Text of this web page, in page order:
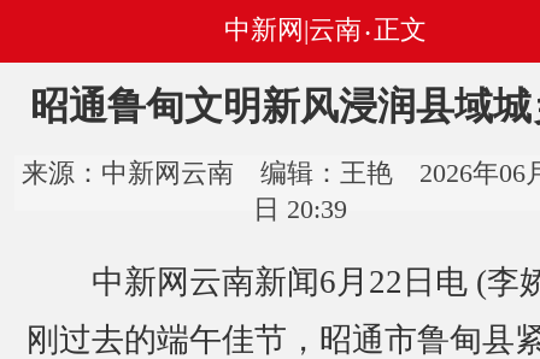
中新网|云南 • 正文
昭通鲁甸文明新风浸润县域
来源：中新网云南 编辑：王艳 2026年06
日 20:39
中新网云南新闻6月22日电 (李
刚过去的端午佳节，昭通市鲁甸县